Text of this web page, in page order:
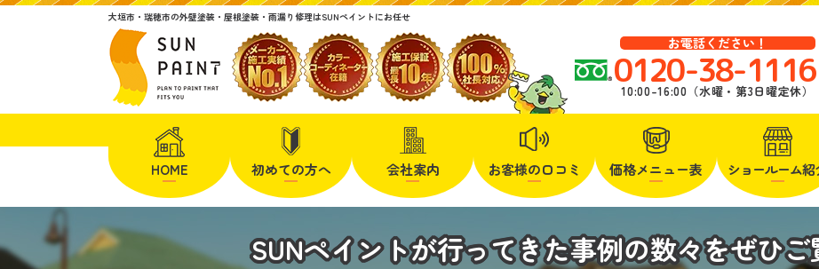
大垣市・瑞穂市の外壁塗装・屋根塗装・雨漏り修理はSUNペイントにお任せ
お電話ください！
0120-38-1116
10:00-16:00（水曜・第3日曜定休）
HOME 初めての方へ 会社案内 お客様の口コミ 価格メニュー表 ショールーム紹
SUNペイントが行ってきた事例の数々をぜひご